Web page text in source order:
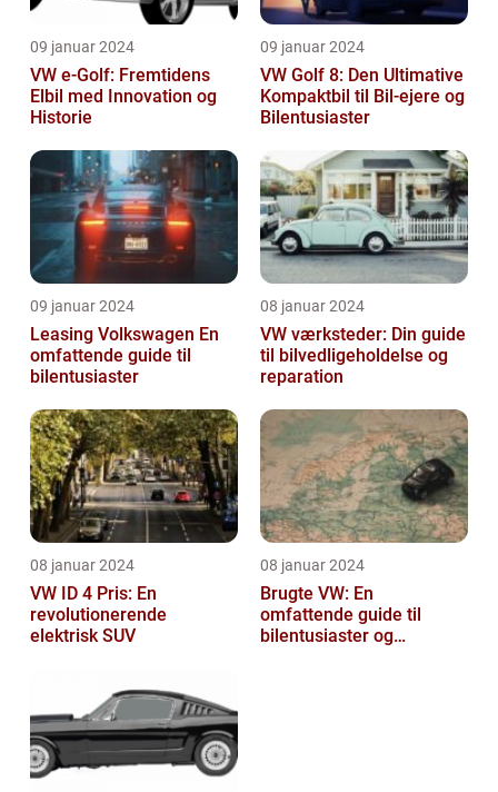
09 januar 2024
VW e-Golf: Fremtidens
Elbil med Innovation og
Historie
09 januar 2024
VW Golf 8: Den Ultimative
Kompaktbil til Bil-ejere og
Bilentusiaster
09 januar 2024
Leasing Volkswagen En
omfattende guide til
bilentusiaster
08 januar 2024
VW værksteder: Din guide
til bilvedligeholdelse og
reparation
08 januar 2024
VW ID 4 Pris: En
revolutionerende
elektrisk SUV
08 januar 2024
Brugte VW: En
omfattende guide til
bilentusiaster og